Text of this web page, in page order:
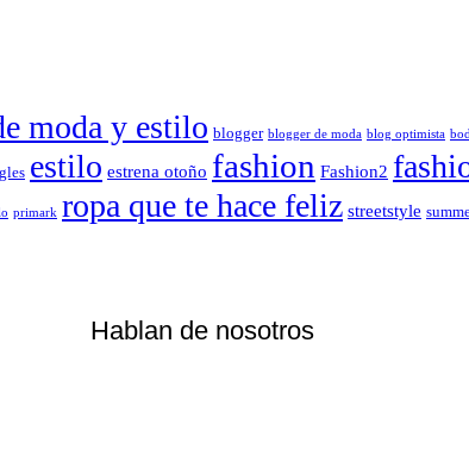
moda y estilo blogger blogger de moda blog optimista
estilo estrena otoño fashion Fashion2
primark ropa que te hace feliz streetstyle
Hablan de nosotros